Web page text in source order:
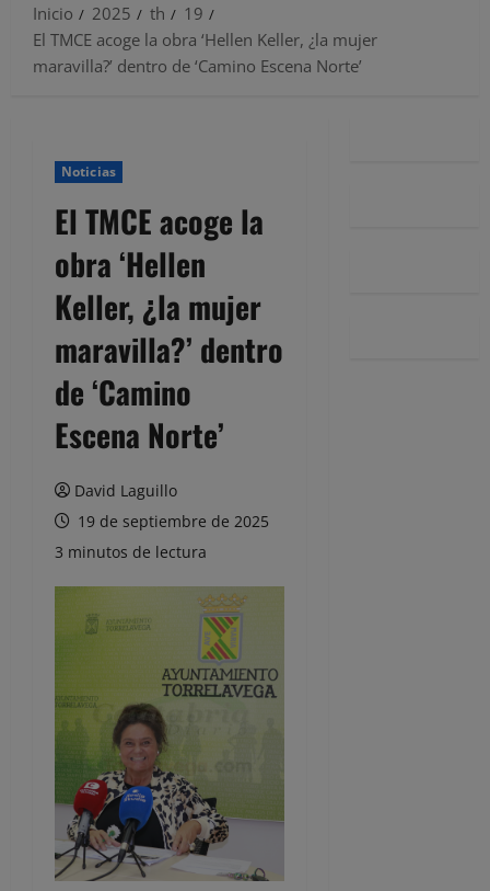
Inicio
2025 th
19
El TMCE acoge la obra ‘Hellen Keller, ¿la mujer
maravilla?’ dentro de ‘Camino Escena Norte’
Noticias
El TMCE acoge la
obra ‘Hellen
Keller, ¿la mujer
maravilla?’ dentro
de ‘Camino
Escena Norte’
David Laguillo
19 de septiembre de 2025
3 minutos de lectura